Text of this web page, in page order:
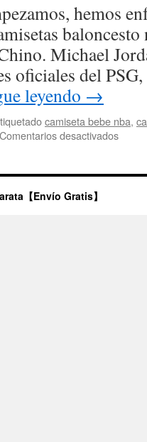
hemos
Michael
oficiales del
leyendo →
camiseta bebe nba,
Comentarios desactivadosen
【Envío Gratis】